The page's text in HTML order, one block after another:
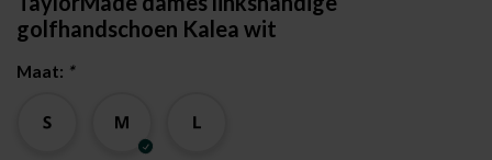
golfhandschoen Kalea wit
Maat: *